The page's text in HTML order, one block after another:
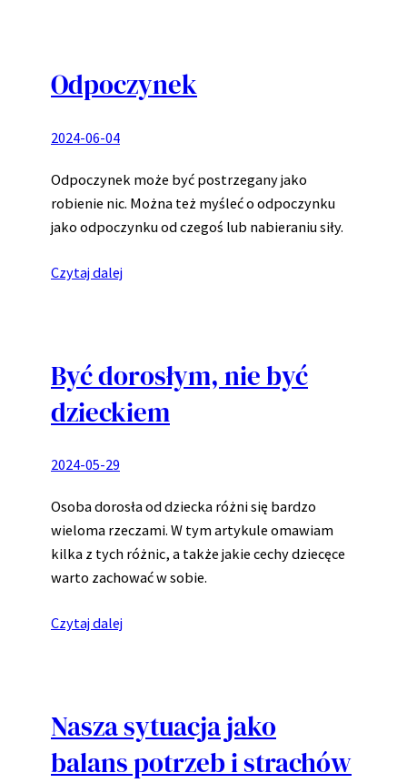
Odpoczynek
2024-06-04
Odpoczynek może być postrzegany jako
robienie nic. Można też myśleć o odpoczynku
jako odpoczynku od czegoś lub nabieraniu siły.
Czytaj dalej
Być dorosłym, nie być
dzieckiem
2024-05-29
Osoba dorosła od dziecka różni się bardzo
wieloma rzeczami. W tym artykule omawiam
kilka z tych różnic, a także jakie cechy dziecęce
warto zachować w sobie.
Czytaj dalej
Nasza sytuacja jako
balans potrzeb i strachów